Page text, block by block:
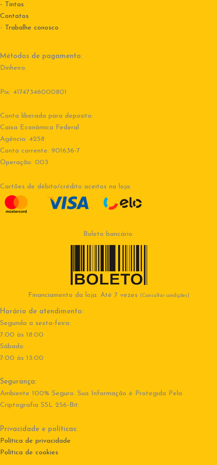
- Tintas
Contatos
- Trabalhe conosco
Métodos de pagamento:
Dinheiro.
Pix: 41747346000801
Conta liberada para deposito:
Caixa Econômica Federal
Agência: 4258
Conta corrente: 901636-7
Operação: 003
Cartões de débito/crédito aceitos na loja:
Boleto bancário:
Financiamento da loja: Até 7 vezes (Consultar condições)
Horário de atendimento:
Segunda a sexta-feira:
7:00 às 18:00
Sábado:
7:00 às 13:00
Segurança:
Ambiente 100% Seguro. Sua Informação é Protegida Pela
Criptografia SSL 256-Bit.
Privacidade e políticas:
Política de privacidade
Política de cookies